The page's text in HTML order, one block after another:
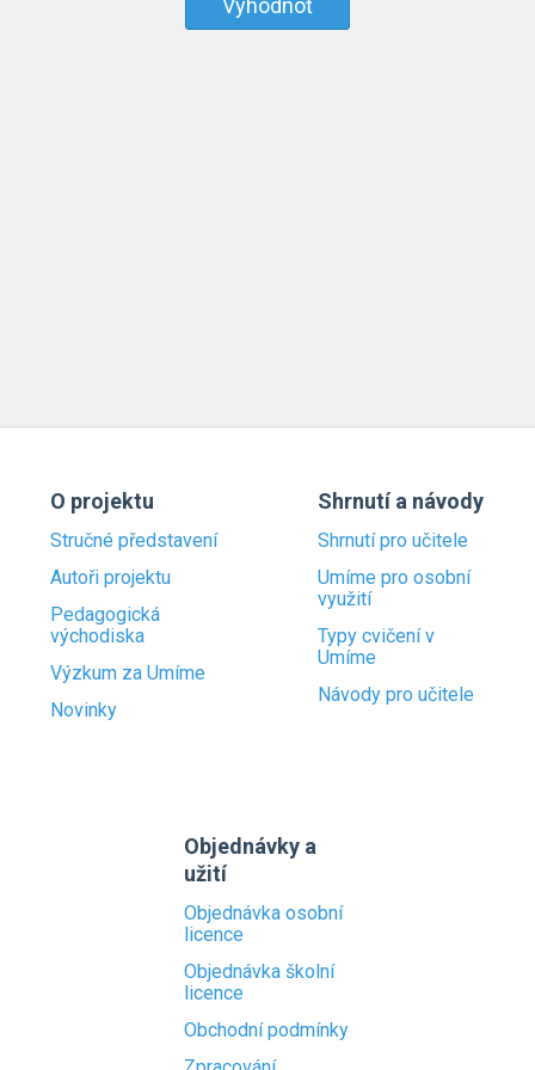
Vyhodnoť
O projektu
Stručné představení
Autoři projektu
Pedagogická
východiska
Výzkum za Umíme
Novinky
Shrnutí a návody
Shrnutí pro učitele
Umíme pro osobní
využití
Typy cvičení v
Umíme
Návody pro učitele
Objednávky a
užití
Objednávka osobní
licence
Objednávka školní
licence
Obchodní podmínky